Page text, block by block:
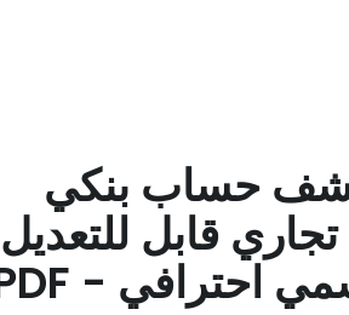
حساب بنكي
تجاري قابل للتعديل (Word و